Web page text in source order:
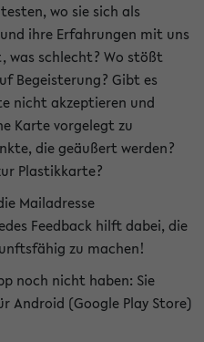
wo sie sich als
ihre Erfahrungen mit uns
was schlecht? Wo stößt
Begeisterung? Gibt es
nicht akzeptieren und
Karte vorgelegt zu
die geäußert werden?
Plastikkarte?
Mailadresse
Feedback hilft dabei, die
zu machen!
noch nicht haben: Sie
Android (Google Play Store)